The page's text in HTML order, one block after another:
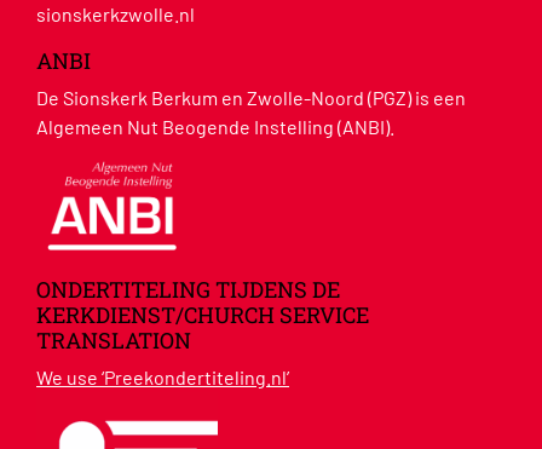
sionskerkzwolle.nl
ANBI
De Sionskerk Berkum en Zwolle-Noord (PGZ) is een
Algemeen Nut Beogende Instelling (ANBI).
ONDERTITELING TIJDENS DE
KERKDIENST/CHURCH SERVICE
TRANSLATION
We use ‘Preekondertiteling.nl’